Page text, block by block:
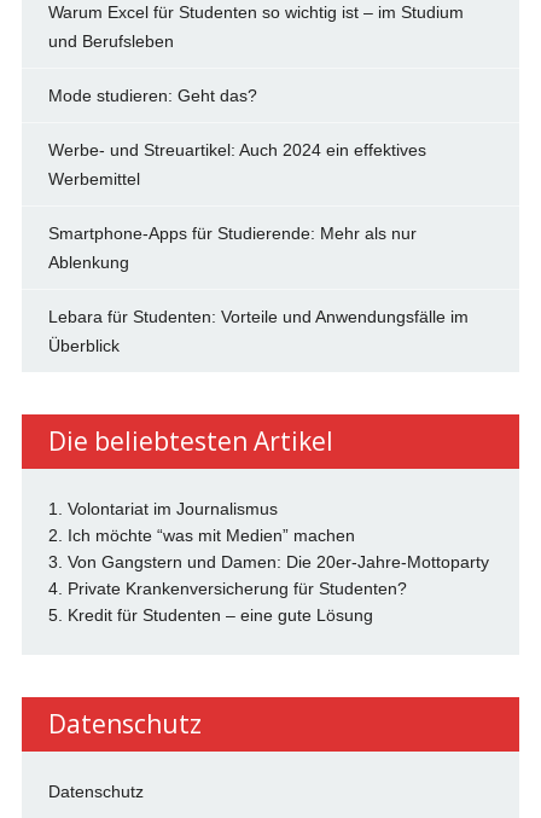
Warum Excel für Studenten so wichtig ist – im Studium
und Berufsleben
Mode studieren: Geht das?
Werbe- und Streuartikel: Auch 2024 ein effektives
Werbemittel
Smartphone-Apps für Studierende: Mehr als nur
Ablenkung
Lebara für Studenten: Vorteile und Anwendungsfälle im
Überblick
Die beliebtesten Artikel
1. Volontariat im Journalismus
2. Ich möchte “was mit Medien” machen
3. Von Gangstern und Damen: Die 20er-Jahre-Mottoparty
4. Private Krankenversicherung für Studenten?
5. Kredit für Studenten – eine gute Lösung
Datenschutz
Datenschutz